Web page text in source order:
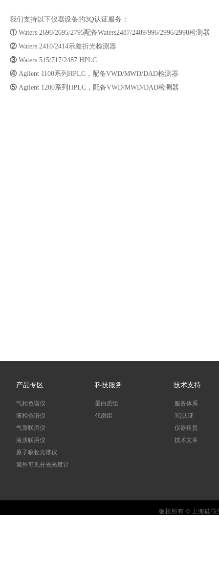
我们支持以下仪器设备的3Q认证服务：
① Waters 2690/2695/2795配备Waters2487/2489/996/2996/2998检测器
② Waters 2410/2414示差折光检测器
③ Waters 515/717/2487 HPLC
④ Agilent 1100系列HPLC，配备VWD/MWD/DAD检测器
⑤ Agilent 1200系列HPLC，配备VWD/MWD/DAD检测器
产品专区 科技服务
蛋白质组
代谢组
气相色谱仪
液相色谱仪
气质联用仪
液质联用仪
原子吸收光谱仪
紫外可见分光光度计
版权所有 © 上海硅
技术支持
服务体系
3Q认证
仪器租赁
技术文章